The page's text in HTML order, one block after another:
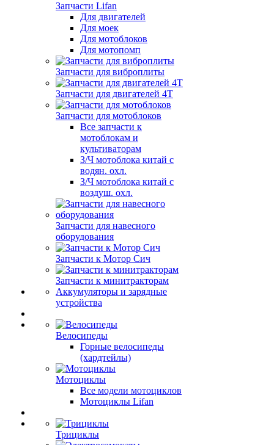
Запчасти Lifan
Для двигателей
Для моек
Для мотоблоков
Для мотопомп
Запчасти для виброплиты
Запчасти для двигателей 4Т
Запчасти для мотоблоков
Все запчасти к
мотоблокам и
культиваторам
З/Ч мотоблока китай с
водян. охл.
З/Ч мотоблока китай с
воздуш. охл.
Запчасти для навесного
оборудования
Запчасти к Мотор Сич
Запчасти к минитракторам
Аккумуляторы и зарядные
устройства
Велосипеды
Горные велосипеды
(хардтейлы)
Мотоциклы
Все модели мотоциклов
Мотоциклы Lifan
Трициклы